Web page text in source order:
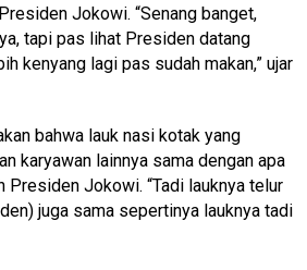
Jokowi. “Senang banget,
tapi pas lihat Presiden datang
kenyang lagi pas sudah makan,” ujar
bahwa lauk nasi kotak yang
karyawan lainnya sama dengan apa
Presiden Jokowi. “Tadi lauknya telur
juga sama sepertinya lauknya tadi